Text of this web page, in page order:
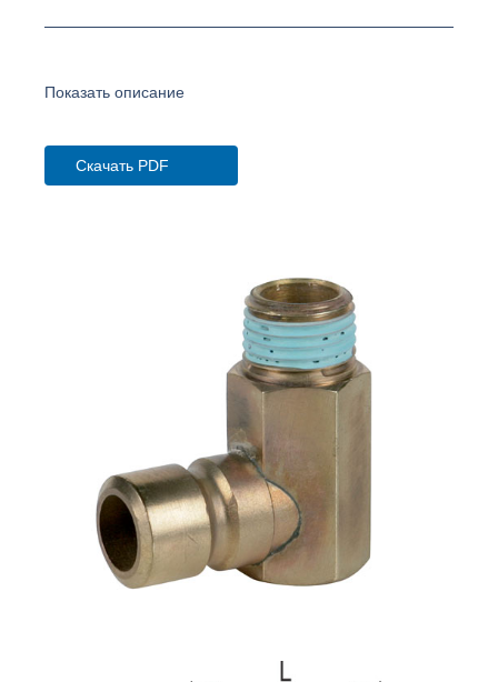
Показать описание
Скачать PDF